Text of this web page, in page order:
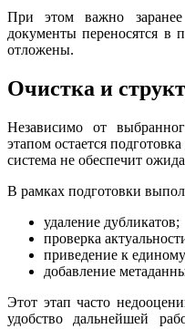
При этом важно заранее
документы переносятся в
отложены.
Очистка и
Независимо от
этапом остается
система не обеспечит
В рамках подготовки
удаление дубликатов;
проверка
приведение к
добавление
Этот этап часто
удобство дальнейшей